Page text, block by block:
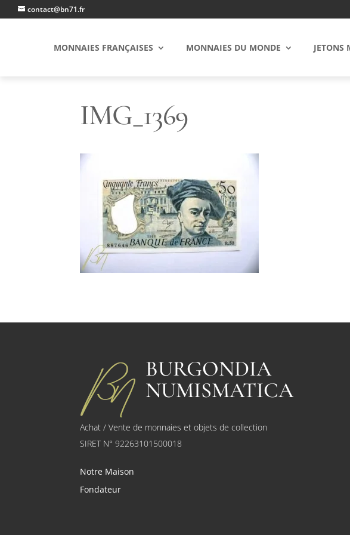
contact@bn71.fr
MONNAIES FRANÇAISES MONNAIES DU MONDE JETONS
IMG_1369
BURGONDIA
NUMISMATICA
Achat / Vente de monnaies et objets de collection
SIRET N° 92263101500018
Notre Maison
Fondateur